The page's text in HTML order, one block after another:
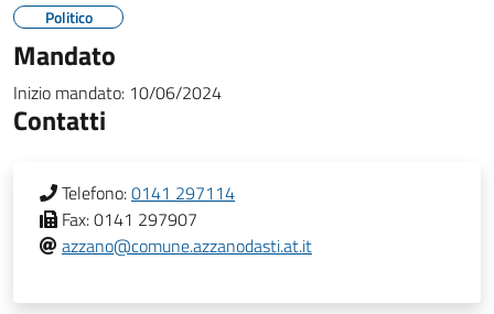
Politico
Mandato
Inizio mandato: 10/06/2024
Contatti
Telefono:0141 297114
Fax:0141 297907
azzano@comune.azzanodasti.at.it